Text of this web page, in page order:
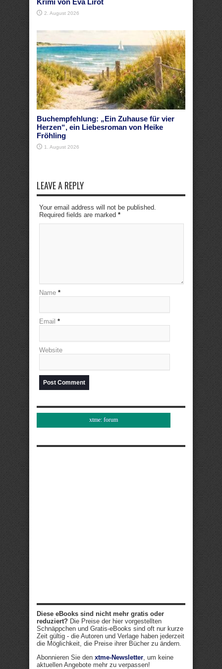
Krimi von Eva Lirot
2. August 2026
Buchempfehlung: „Ein Zuhause für vier
Herzen“, ein Liebesroman von Heike
Fröhling
1. August 2026
LEAVE A REPLY
Your email address will not be published.
Required fields are marked *
Name *
Email *
Website
xtme: forum
Diese eBooks sind nicht mehr gratis oder
reduziert? Die Preise der hier vorgestellten
Schnäppchen und Gratis-eBooks sind oft nur kurze
Zeit gültig - die Autoren und Verlage haben jederzeit
die Möglichkeit, die Preise ihrer Bücher zu ändern.
Abonnieren Sie den xtme-Newsletter, um keine
aktuellen Angebote mehr zu verpassen!